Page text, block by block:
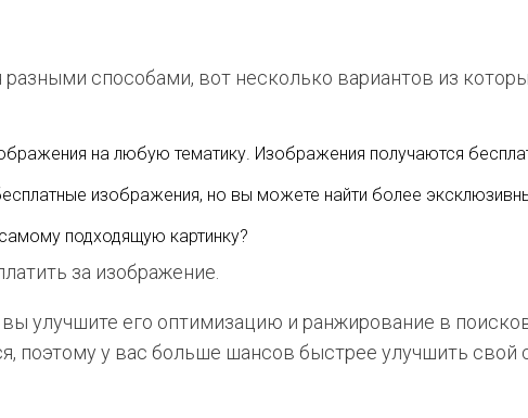
способами, вот несколько вариантов из
на любую тематику. Изображения получаются
изображения, но вы можете найти более
подходящую картинку?
за изображение.
улучшите его оптимизацию и ранжирование в
поэтому у вас больше шансов быстрее улучшить свой